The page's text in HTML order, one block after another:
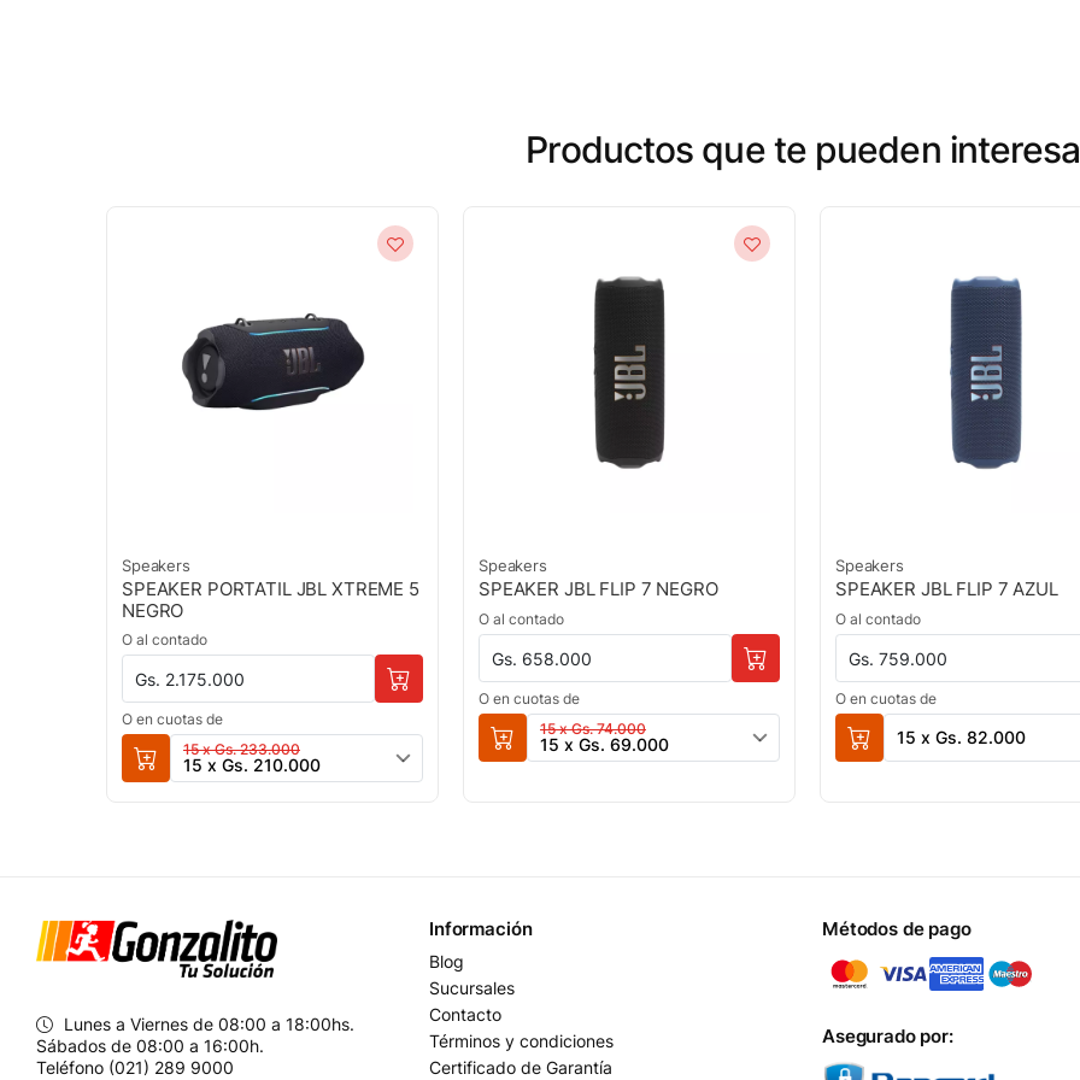
Productos que te pueden
Speakers
SPEAKER PORTATIL JBL XTREME 5
NEGRO
O al contado
Gs. 2.175.000
O en cuotas de
15 x Gs. 233.000
15 x Gs. 210.000
Speakers
SPEAKER JBL FLIP 7 NEGRO
O al contado
Gs. 658.000
O en cuotas de
15 x Gs. 74.000
15 x Gs. 69.000
Speakers
SPEAKER JBL FLIP 7 AZUL
O al contado
Gs. 759.000
O en cuotas de
15 x Gs. 82.000
Lunes a Viernes de 08:00 a 18:00hs.
Sábados de 08:00 a 16:00h.
Teléfono (021) 289 9000
Información
Blog
Sucursales
Contacto
Términos y condiciones
Certificado de Garantía
Métodos de pago
Asegurado por: